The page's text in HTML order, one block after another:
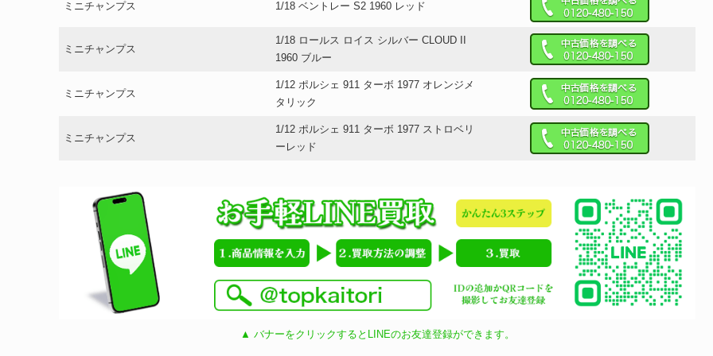
ミニチャンプス 1/18 ベントレー S2 1960 レッド
ミニチャンプス
1/18 ロールス ロイス シルバー CLOUD II
1960 ブルー
ミニチャンプス
1/12 ポルシェ 911 ターボ 1977 オレンジメ
タリック
ミニチャンプス
1/12 ポルシェ 911 ターボ 1977 ストロベリ
ーレッド
▲ バナーをクリックするとLINEのお友達登録ができます。